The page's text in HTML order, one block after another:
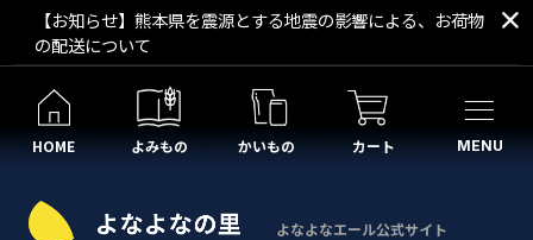
【お知らせ】熊本県を震源とする地震の影響による、お荷物
の配送について
HOME よみもの かいもの カート MENU
よなよなエール公式サイト